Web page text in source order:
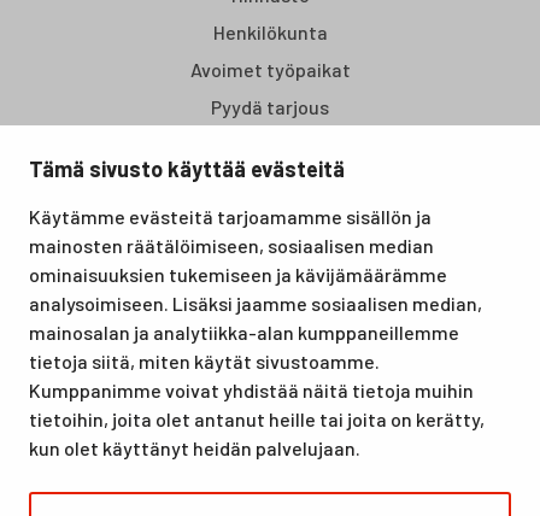
Tämä sivusto käyttää evästeitä
Käytämme evästeitä tarjoamamme sisällön ja
mainosten räätälöimiseen, sosiaalisen median
ominaisuuksien tukemiseen ja kävijämäärämme
analysoimiseen. Lisäksi jaamme sosiaalisen median,
mainosalan ja analytiikka-alan kumppaneillemme
tietoja siitä, miten käytät sivustoamme.
Kumppanimme voivat yhdistää näitä tietoja muihin
tietoihin, joita olet antanut heille tai joita on kerätty,
kun olet käyttänyt heidän palvelujaan.
Henkilökunta
Avoimet työpaikat
Pyydä tarjous
koulutus- ja vapaa-ajan keskus, joka tarjoaa puitteet niin
lomille, harrastuksille kuin kansainvälisen tason
urheilutapahtumillekin. Santasport on myös virallinen
olympiavalmennuskeskus lumi- ja jääurheilulajeissa sekä
taitovalmennuksessa.